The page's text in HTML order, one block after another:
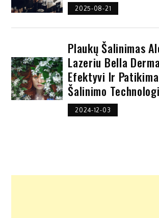
2025-08-21
Plaukų Šalinimas
Lazeriu Bella
Efektyvi Ir
Šalinimo
2024-12-03